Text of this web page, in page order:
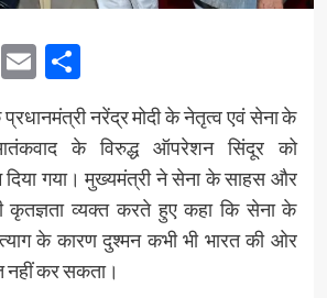
EmailShare
नरेंद्र मोदी के नेतृत्व एवं सेना के
के विरुद्ध ऑपरेशन सिंदूर को
गया। मुख्यमंत्री ने सेना के साहस और
कृतज्ञता व्यक्त करते हुए कहा कि सेना के
के कारण दुश्मन कभी भी भारत की ओर
नहीं कर सकता।